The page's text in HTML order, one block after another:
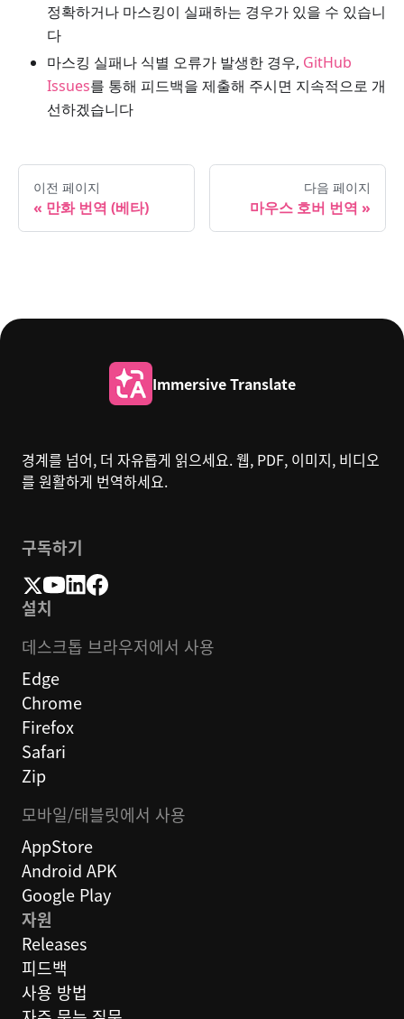
정확하거나 마스킹이 실패하는 경우가 있을 수 있습니
다
마스킹 실패나 식별 오류가 발생한 경우, GitHub
Issues를 통해 피드백을 제출해 주시면 지속적으로 개
선하겠습니다
이전 페이지
만화 번역 (베타)
다음 페이지
마우스 호버 번역
Immersive Translate
경계를 넘어, 더 자유롭게 읽으세요. 웹, PDF, 이미지, 비디오
를 원활하게 번역하세요.
구독하기
설치
데스크톱 브라우저에서 사용
Edge
Chrome
Firefox
Safari
Zip
모바일/태블릿에서 사용
AppStore
Android APK
Google Play
자원
Releases
피드백
사용 방법